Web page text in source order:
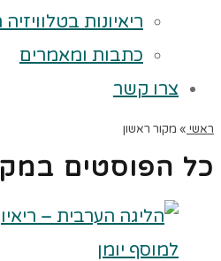
ריאיונות
כתבות ומאמרים
צרו קשר
ראשי » מקור ראשון
כל הפוסטים ב